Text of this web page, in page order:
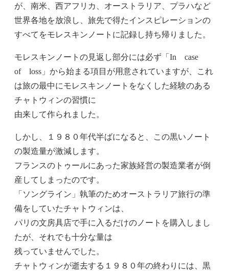
が、南米、西アフリカ、オーストラリア、プラハなど
世界各地を放浪し、旅先で得たインスピレーションの
すべてをモレスキンノートに記録し持ち帰りました。
モレスキンノートの見返し部分には必ず「In case
of loss」から始まる項目が用意されていますが、これ
は旅の最中にモレスキンノートをなくした経験のある
チャトウィンの習慣に
由来して作られました。
しかし、１９８０年代半ばになると、この黒いノート
の製造量が激減します。
フランスのトゥールにあった家族経営の製造業者が倒
産してしまったのです。
「ソングライン」執筆のためオーストラリア旅行の準
備をしていたチャトウィンは、
パリの文房具店で手に入るだけのノートを購入しまし
たが、それでも十分な量は
残っていませんでした。
チャトウィンが逝去する１９８０年の終わりには、黒